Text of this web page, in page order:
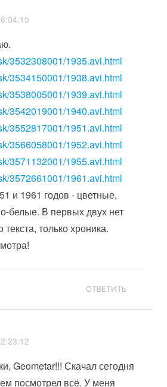
3532308001/1935.avi.html
3534150001/1938.avi.html
3538005001/1939.avi.html
3542019001/1940.avi.html
3552817001/1951.avi.html
3566058001/1952.avi.html
3571132001/1955.avi.html
3572661001/1961.avi.html
и 1961 годов - цветные,
белые. В первых двух нет
текста, только хроника.
ОТВЕТИТЬ
Geometar!!! Скачал сегодня
посмотрел всё. У меня